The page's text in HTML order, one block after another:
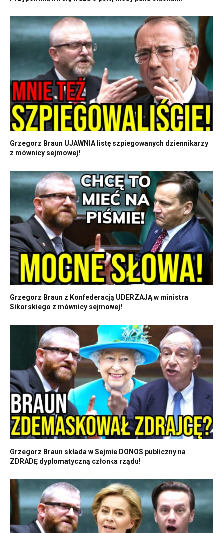
Grzegorz Braun UJAWNIA listę szpiegowanych dziennikarzy
z mównicy sejmowej!
Grzegorz Braun z Konfederacją UDERZAJĄ w ministra
Sikorskiego z mównicy sejmowej!
Grzegorz Braun składa w Sejmie DONOS publiczny na
ZDRADĘ dyplomatyczną członka rządu!